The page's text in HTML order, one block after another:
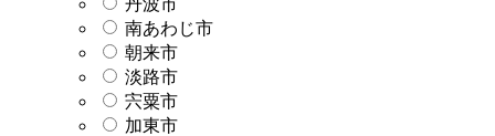
南あわじ市
朝来市
淡路市
宍粟市
加東市